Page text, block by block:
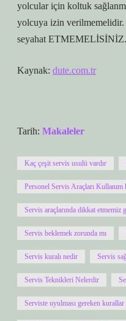
yolcular için koltuk
yolcuya izin
seyahat ETMEMELİSİNİZ.
Kaynak: dute.com.tr
Tarih: Makaleler
Kaç çeşit servis usulü vardır
Personel Servis Araçları Kullanım
Servis araçlarında dikkat etmemiz
Servis beklemek zorunda mı
Servis kuralı nedir Servis
Servis Teknikleri Nelerdir
Serviste uyulması gereken